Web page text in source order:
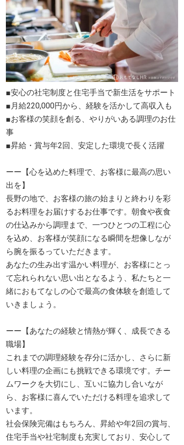
■安心の社宅制度と住宅手当で新生活をサポート
■月給220,000円から、経験を活かして高収入も
■お客様の笑顔を創る、やりがいある調理のお仕
事
■昇給・賞与年2回、安定した環境で長く活躍
ーー【心を込めた料理で、お客様に最高の思い
出を】
長野の地で、お客様の旅の始まりと終わりを彩
るお料理をお届けするお仕事です。朝食や夜食
の仕込みから調理まで、一つひとつの工程に心
を込め、お客様が笑顔になる瞬間を想像しなが
ら腕を振るっていただきます。
あなたの生み出す温かい料理が、お客様にとっ
て忘れられない思い出となるよう、私たちと一
緒におもてなしの心で最高の食体験を創造して
いきましょう。
ーー【あなたの経験と情熱が輝く、成長できる
職場】
これまでの調理経験を存分に活かし、さらに新
しい料理の企画にも挑戦できる環境です。チー
ムワークを大切にし、互いに協力し合いなが
ら、お客様に喜んでいただける料理を追求して
います。
社会保険完備はもちろん、昇給や年2回の賞与、
住宅手当や社宅制度も充実しており、安心して